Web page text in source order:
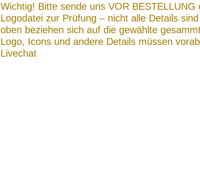
Wichtig! Bitte sende uns VOR
Logodatei zur Prüfung – nicht alle Details
oben beziehen sich auf die gewählte
Logo, Icons und andere Details müssen
Livechat